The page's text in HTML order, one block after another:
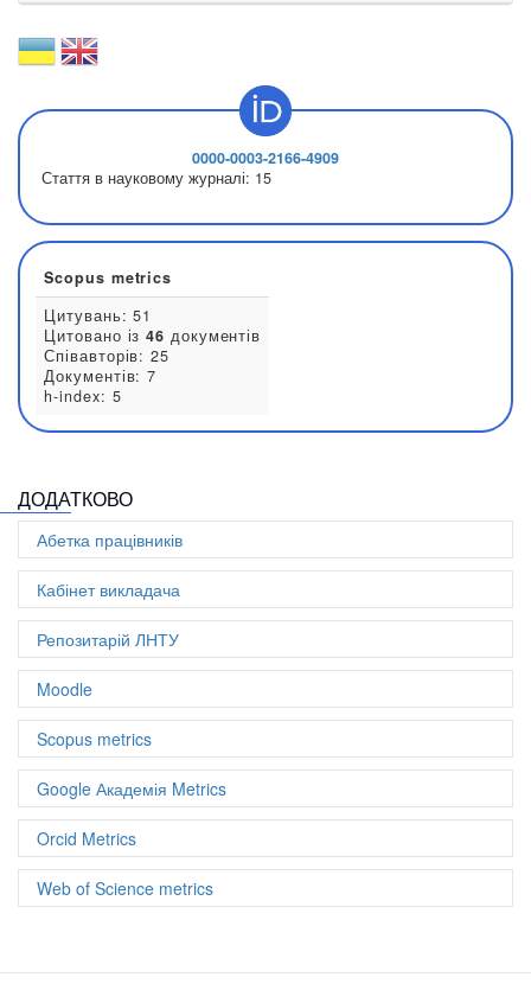
0000-0003-2166-4909
Стаття в науковому журналі:
Scopus metrics
Цитовано із
Співавторів: 25
Документів: 7
h-index: 5
ДОДАТКОВО
Абетка працівників
Кабінет викладача
Репозитарій ЛНТУ
Moodle
Scopus metrics
Google Академія Metrics
Orcid Metrics
Web of Science metrics